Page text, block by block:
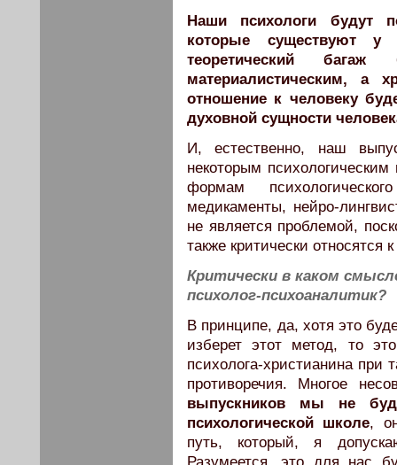
Наши психологи будут
которые существуют у
теоретический
материалистическим, а
отношение к человеку
духовной сущности
И, естественно, наш
некоторым
формам
медикаменты, нейро-
не является проблемой,
также критически относятся
Критически в каком
психолог-психоаналитик?
В принципе, да, хотя это
изберет этот метод, то
психолога-христианина при
противоречия. Многое
выпускников мы не
психологической школе,
путь, который, я